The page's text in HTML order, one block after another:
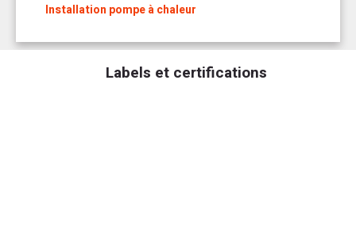
Installation pompe à chaleur
Labels et certifications